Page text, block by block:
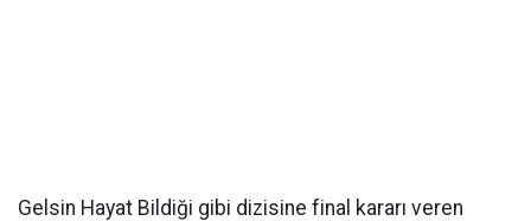
Gelsin Hayat Bildiği gibi dizisine final kararı veren